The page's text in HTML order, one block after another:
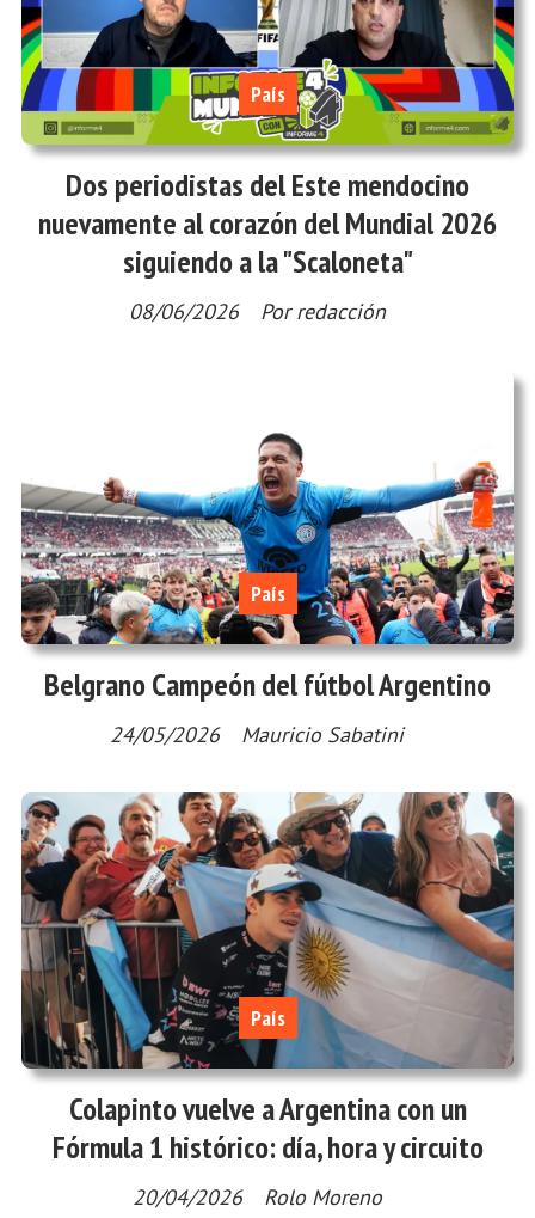
Dos periodistas del Este mendocino
nuevamente al corazón del Mundial 2026
siguiendo a la "Scaloneta"
Por redacción
País
08/06/2026
Belgrano Campeón del fútbol Argentino
Mauricio Sabatini
País
24/05/2026
Colapinto vuelve a Argentina con un
Fórmula 1 histórico: día, hora y circuito
Rolo Moreno
País
20/04/2026